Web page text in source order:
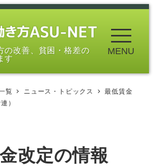
の改善、貧困・格差の
す
MENU
覧 ニュース・トピックス
最低賃金
）
改定の情報